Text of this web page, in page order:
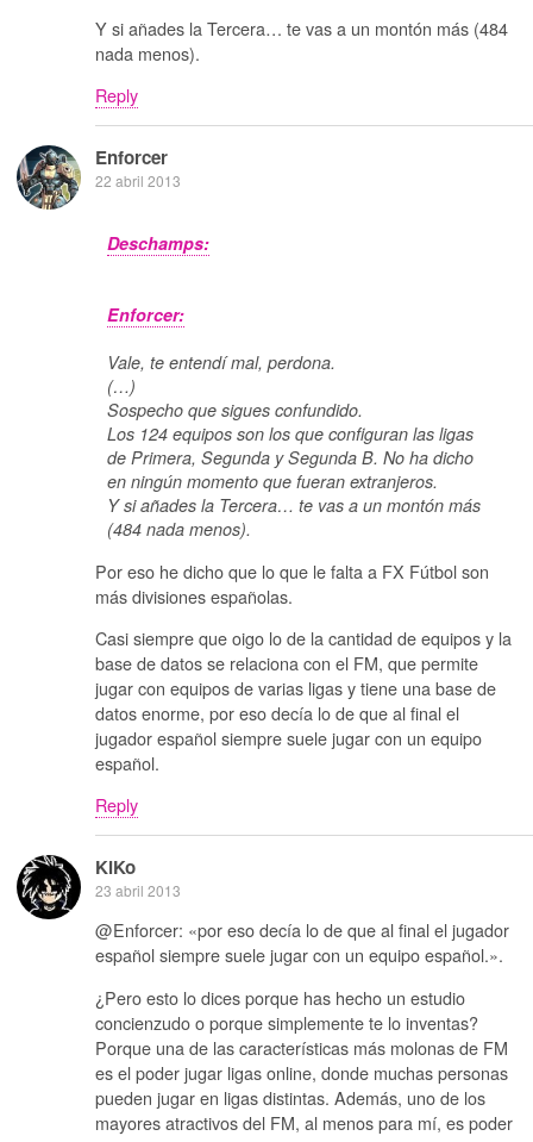
Y si añades la Tercera… te vas a un montón más (484
nada menos).
Reply
Enforcer
22 abril 2013
Deschamps:
Enforcer:
Vale, te entendí mal, perdona.
(…)
Sospecho que sigues confundido.
Los 124 equipos son los que configuran las ligas
de Primera, Segunda y Segunda B. No ha dicho
en ningún momento que fueran extranjeros.
Y si añades la Tercera… te vas a un montón más
(484 nada menos).
Por eso he dicho que lo que le falta a FX Fútbol son
más divisiones españolas.
Casi siempre que oigo lo de la cantidad de equipos y la
base de datos se relaciona con el FM, que permite
jugar con equipos de varias ligas y tiene una base de
datos enorme, por eso decía lo de que al final el
jugador español siempre suele jugar con un equipo
español.
Reply
KiKo
23 abril 2013
@Enforcer: «por eso decía lo de que al final el jugador
español siempre suele jugar con un equipo español.».
¿Pero esto lo dices porque has hecho un estudio
concienzudo o porque simplemente te lo inventas?
Porque una de las características más molonas de FM
es el poder jugar ligas online, donde muchas personas
pueden jugar en ligas distintas. Además, uno de los
mayores atractivos del FM, al menos para mí, es poder